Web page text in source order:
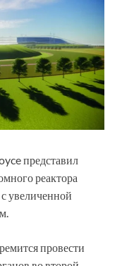
представил
реактора
увеличенной
провести